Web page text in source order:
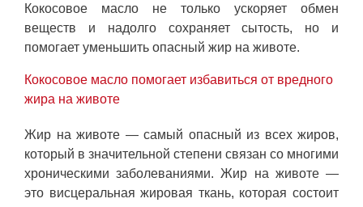
Кокосовое масло не только ускоряет обмен
веществ и надолго сохраняет сытость, но и
помогает уменьшить опасный жир на животе.
Кокосовое масло помогает избавиться от вредного
жира на животе
Жир на животе — самый опасный из всех жиров,
который в значительной степени связан со многими
хроническими заболеваниями. Жир на животе —
это висцеральная жировая ткань, которая состоит